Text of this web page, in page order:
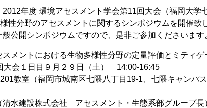
年度 環境アセスメント学会第11回大会（福岡大学
性分野のアセスメントに関するシンポジウムを開催致
公開シンポジウムですので、是非ご参加くださいます
メントにおける生物多様性分野の定量評価とミティゲ
大会１日目９月２９日（土） 14:00-16:45
教室（福岡市城南区七隈八丁目19-1、七隈キャンパス
建設株式会社 アセスメント・生態系部グループ長